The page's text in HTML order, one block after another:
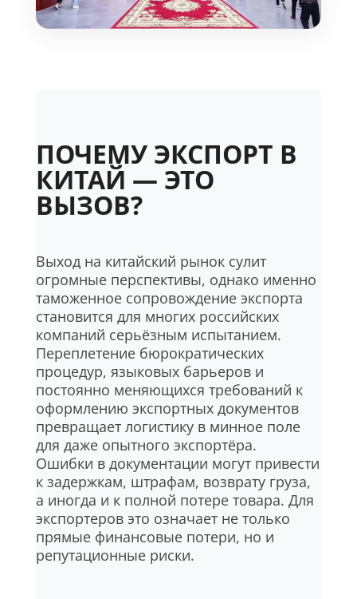
ПОЧЕМУ ЭКСПОРТ В
КИТАЙ — ЭТО
ВЫЗОВ?
Выход на китайский рынок сулит
огромные перспективы, однако именно
таможенное сопровождение экспорта
становится для многих российских
компаний серьёзным испытанием.
Переплетение бюрократических
процедур, языковых барьеров и
постоянно меняющихся требований к
оформлению экспортных документов
превращает логистику в минное поле
для даже опытного экспортёра.
Ошибки в документации могут привести
к задержкам, штрафам, возврату груза,
а иногда и к полной потере товара. Для
экспортеров это означает не только
прямые финансовые потери, но и
репутационные риски.